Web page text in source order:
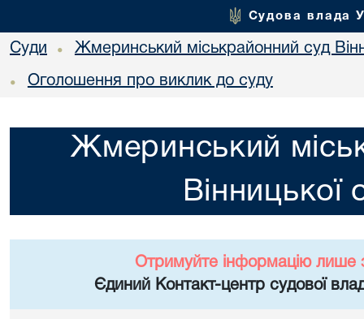
Судова влада
Суди • Жмеринський міськрайонний суд
• Оголошення про виклик до суду
Жмеринський
Вінницької
Отримуйте інформацію лише
Єдиний Контакт-центр судової